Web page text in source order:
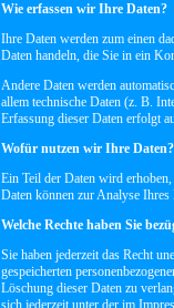
Wie erfassen wir Ihre Daten?
Ihre Daten werden zum einen
Daten handeln, die Sie in ein
Andere Daten werden
allem technische Daten (z. B.
Erfassung dieser Daten erfolgt
Wofür nutzen wir Ihre Daten?
Ein Teil der Daten wird
Daten können zur Analyse
Welche Rechte haben Sie
Sie haben jederzeit das Recht
gespeicherten
Löschung dieser Daten zu
sich jederzeit unter der im